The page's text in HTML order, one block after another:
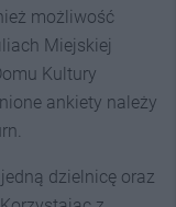
możliwość
Miejskiej
Kultury
ankiety należy
dzielnicę oraz